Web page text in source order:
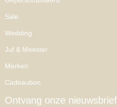
Sale
Wedding
Juf & Meester
Merken
Cadeaubon
Ontvang onze nieuwsbrief